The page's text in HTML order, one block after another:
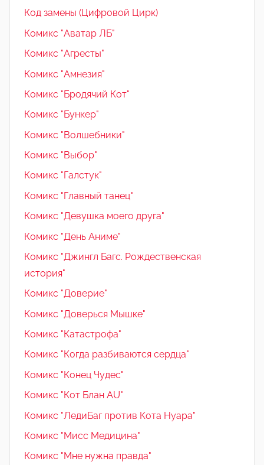
Код замены (Цифровой Цирк)
Комикс "Аватар ЛБ"
Комикс "Агресты"
Комикс "Амнезия"
Комикс "Бродячий Кот"
Комикс "Бункер"
Комикс "Волшебники"
Комикс "Выбор"
Комикс "Галстук"
Комикс "Главный танец"
Комикс "Девушка моего друга"
Комикс "День Аниме"
Комикс "Джингл Багс. Рождественская
история"
Комикс "Доверие"
Комикс "Доверься Мышке"
Комикс "Катастрофа"
Комикс "Когда разбиваются сердца"
Комикс "Конец Чудес"
Комикс "Кот Блан AU"
Комикс "ЛедиБаг против Кота Нуара"
Комикс "Мисс Медицина"
Комикс "Мне нужна правда"